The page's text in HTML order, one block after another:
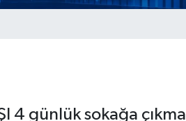
4 günlük sokağa çıkma